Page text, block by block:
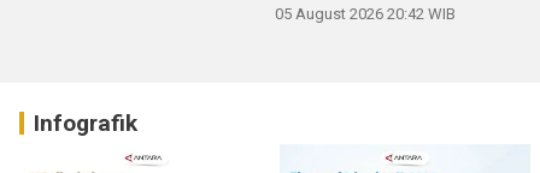
05 August 2026 20:42 WIB
Infografik